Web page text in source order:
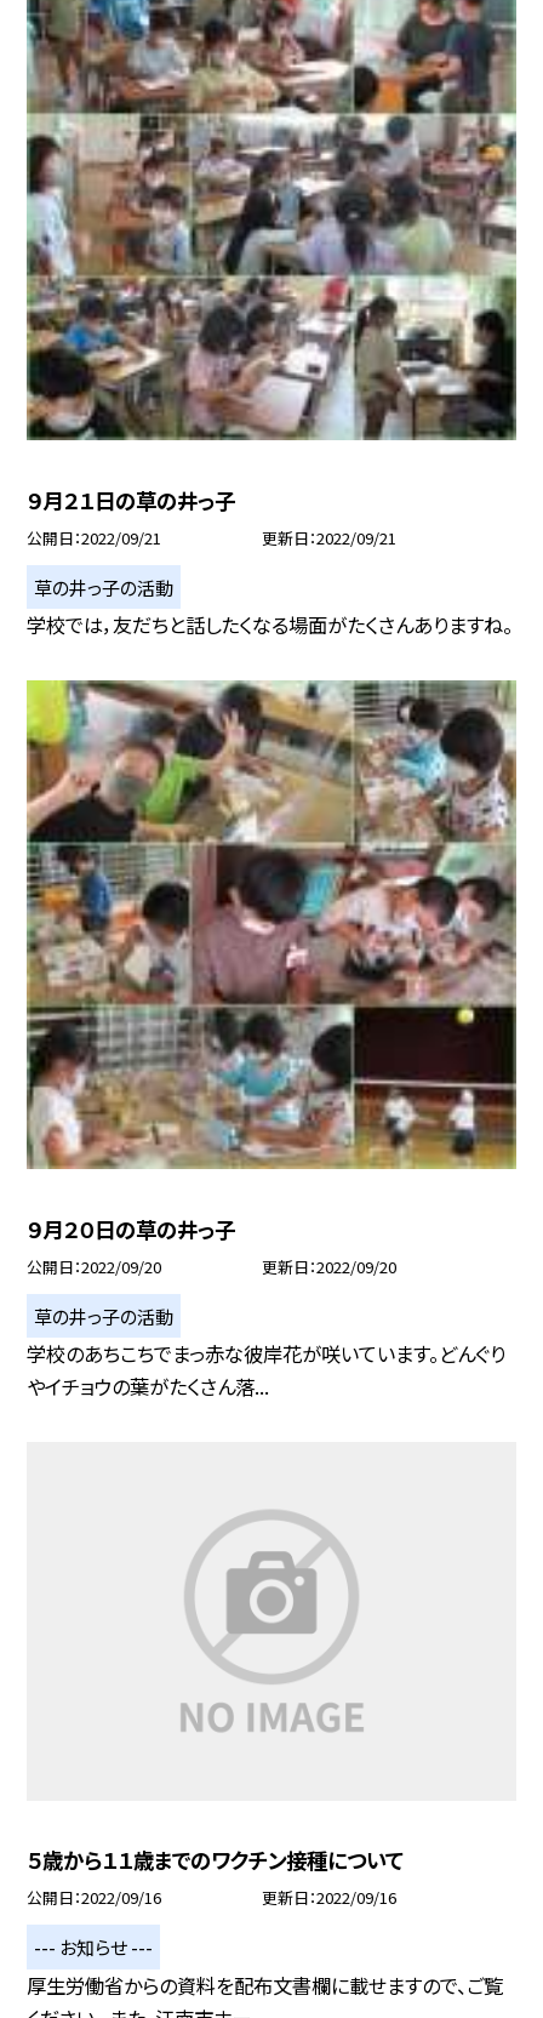
９月２１日の草の井っ子
公開日 2022/09/21 更新日 2022/09/21
草の井っ子の活動
学校では，友だちと話したくなる場面がたくさんありますね。
９月２０日の草の井っ子
公開日 2022/09/20 更新日 2022/09/20
草の井っ子の活動
学校のあちこちでまっ赤な彼岸花が咲いています。どんぐり
やイチョウの葉がたくさん落...
５歳から１１歳までのワクチン接種について
公開日 2022/09/16 更新日 2022/09/16
--- お知らせ ---
厚生労働省からの資料を配布文書欄に載せますので、ご覧